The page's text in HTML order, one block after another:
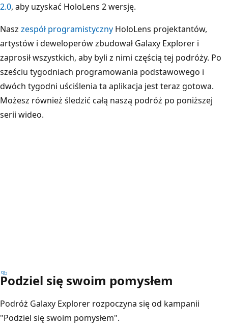
2.0, aby uzyskać HoloLens 2 wersję.
Nasz zespół programistyczny HoloLens projektantów,
artystów i deweloperów zbudował Galaxy Explorer i
zaprosił wszystkich, aby byli z nimi częścią tej podróży. Po
sześciu tygodniach programowania podstawowego i
dwóch tygodni uściślenia ta aplikacja jest teraz gotowa.
Możesz również śledzić całą naszą podróż po poniższej
serii wideo.
Podziel się swoim pomysłem
Podróż Galaxy Explorer rozpoczyna się od kampanii
"Podziel się swoim pomysłem".